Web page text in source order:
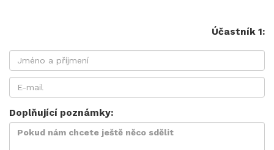
Účastník 1:
Doplňující poznámky: